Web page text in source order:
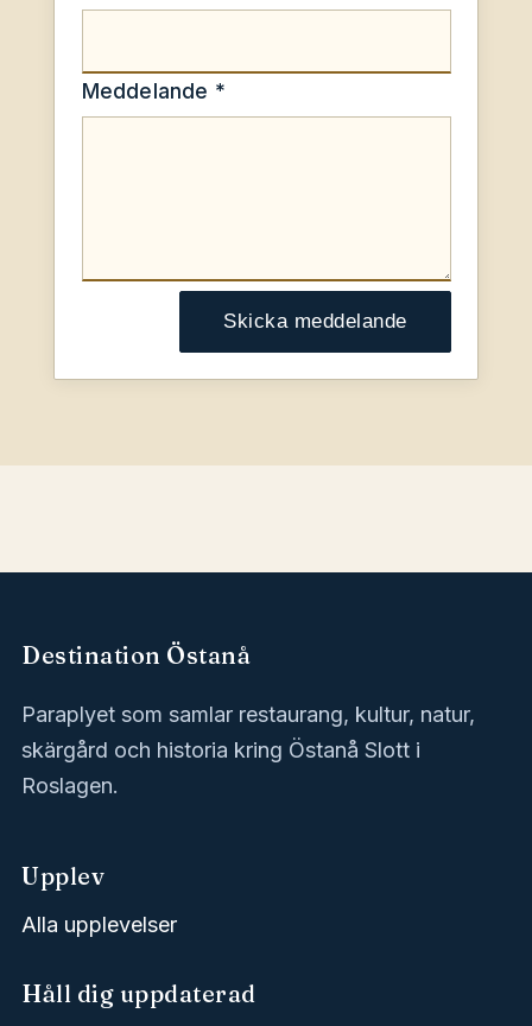
Meddelande *
Skicka meddelande
Destination Östanå
Paraplyet som samlar restaurang, kultur, natur,
skärgård och historia kring Östanå Slott i
Roslagen.
Upplev
Alla upplevelser
Håll dig uppdaterad